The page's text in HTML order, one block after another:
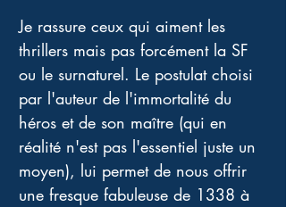
Je rassure ceux qui aiment les
thrillers mais pas forcément la SF
ou le surnaturel. Le postulat choisi
par l'auteur de l'immortalité du
héros et de son maître (qui en
réalité n'est pas l'essentiel juste un
moyen), lui permet de nous offrir
une fresque fabuleuse de 1338 à